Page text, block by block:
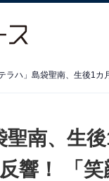
聖南、生
響！ 「